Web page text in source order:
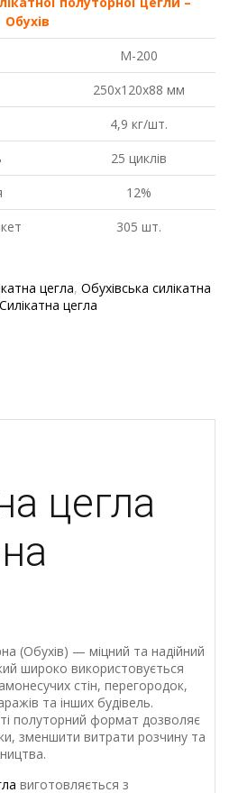
Обухів
М-200
250х120х88 мм
4,9 кг/шт.
25 циклів
12%
305 шт.
цегла, Обухівська силікатна
Силікатна цегла
цегла
(Обухів) — міцний та надійний
широко використовується
стін, перегородок,
та інших будівель.
полуторний формат дозволяє
зменшити витрати розчину та
виготовляється з